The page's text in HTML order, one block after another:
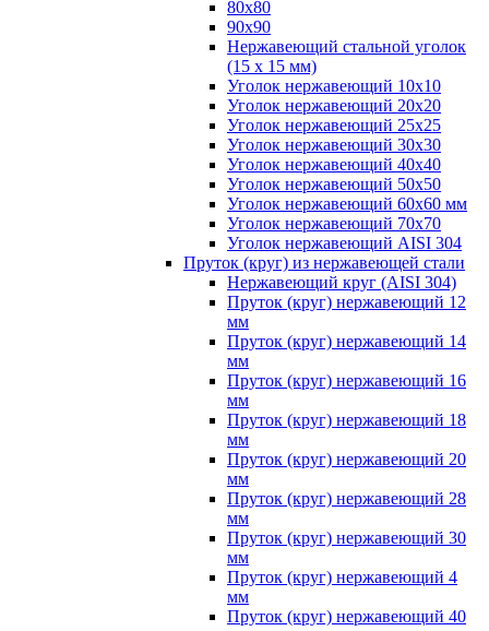
80х80
90х90
Нержавеющий стальной уголок
(15 х 15 мм)
Уголок нержавеющий 10х10
Уголок нержавеющий 20х20
Уголок нержавеющий 25х25
Уголок нержавеющий 30х30
Уголок нержавеющий 40х40
Уголок нержавеющий 50х50
Уголок нержавеющий 60х60 мм
Уголок нержавеющий 70х70
Уголок нержавеющий AISI 304
Пруток (круг) из нержавеющей стали
Нержавеющий круг (AISI 304)
Пруток (круг) нержавеющий 12
мм
Пруток (круг) нержавеющий 14
мм
Пруток (круг) нержавеющий 16
мм
Пруток (круг) нержавеющий 18
мм
Пруток (круг) нержавеющий 20
мм
Пруток (круг) нержавеющий 28
мм
Пруток (круг) нержавеющий 30
мм
Пруток (круг) нержавеющий 4
мм
Пруток (круг) нержавеющий 40